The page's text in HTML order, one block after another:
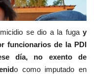
se dio a la fugay
funcionarios de la PDI
día, no exento de
o como imputado en